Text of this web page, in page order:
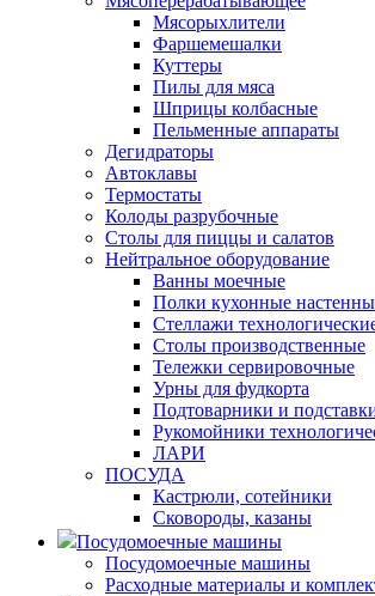
Мясорыхлители
Фаршемешалки
Куттеры
Пилы для мяса
Шприцы колбасные
Пельменные аппараты
Дегидраторы
Автоклавы
Термостаты
Колоды разрубочные
Столы для пиццы и салатов
Нейтральное оборудование
Ванны моечные
Полки кухонные
Стеллажи
Столы производственные
Тележки сервировочные
Урны для фудкорта
Подтоварники и
Рукомойники
ЛАРИ
ПОСУДА
Кастрюли, сотейники
Сковороды, казаны
Посудомоечные машины
Посудомоечные машины
Расходные материалы и